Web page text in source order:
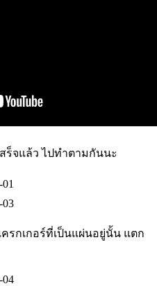
ร็จแล้ว ไปทำตามกันนะ
รกเกอร์ที่เป็นแผ่นอยู่นั้น แตก